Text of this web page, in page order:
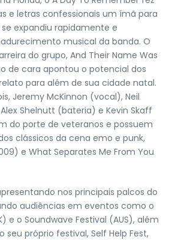
e letras confessionais um ímã para
expandiu rapidamente e
musical da banda. O
do grupo, And Their Name Was
de cara apontou o potencial dos
para além de sua cidade natal.
Jeremy McKinnon (vocal), Neil
Shelnutt (bateria) e Kevin Skaff
do porte de veteranos e possuem
clássicos da cena emo e punk,
e What Separates Me From You
nos principais palcos do
audiências em eventos como o
e o Soundwave Festival (AUS), além
seu próprio festival, Self Help Fest,